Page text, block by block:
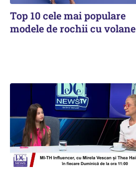
Top 10 cele mai populare
modele de rochii cu volane